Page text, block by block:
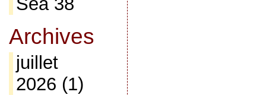
Archives
juillet
2026 (1)